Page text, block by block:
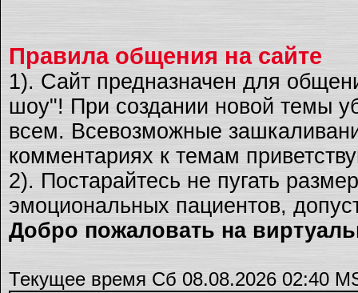
Правила общения на сайте
1). Сайт предназначен для
шоу"! При создании новой темы
всем. Всевозможные
комментариях к темам
2). Постарайтесь не пугать
эмоциональных пациентов,
Добро пожаловать на
Текущее время Сб 08.08.2026 02:40